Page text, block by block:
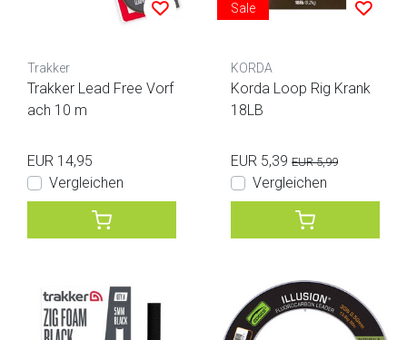
Trakker
Trakker Lead Free Vorf
ach 10 m
EUR 14,95
Vergleichen
Sale
KORDA
Korda Loop Rig Krank
18LB
EUR 5,39 EUR 5,99
Vergleichen